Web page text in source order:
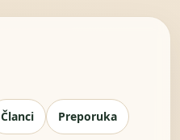
Članci Preporuka